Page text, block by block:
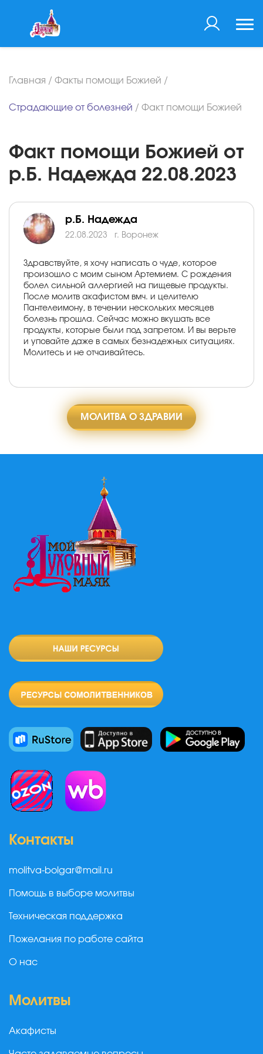
Главная / Факты помощи Божией /
Страдающие от болезней / Факт помощи Божией
Факт помощи Божией от
р.Б. Надежда 22.08.2023
р.Б. Надежда
22.08.2023 г. Воронеж
Здравствуйте, я хочу написать о чуде, которое
произошло с моим сыном Артемием. С рождения
болел сильной аллергией на пищевые продукты.
После молитв акафистом вмч. и целителю
Пантелеимону, в течении нескольких месяцев
болезнь прошла. Сейчас можно вкушать все
продукты, которые были под запретом. И вы верьте
и уповайте даже в самых безнадежных ситуациях.
Молитесь и не отчаивайтесь.
МОЛИТВА О ЗДРАВИИ
Контакты
molitva-bolgar@mail.ru
Помощь в выборе молитвы
Техническая поддержка
Пожелания по работе сайта
О нас
Молитвы
Акафисты